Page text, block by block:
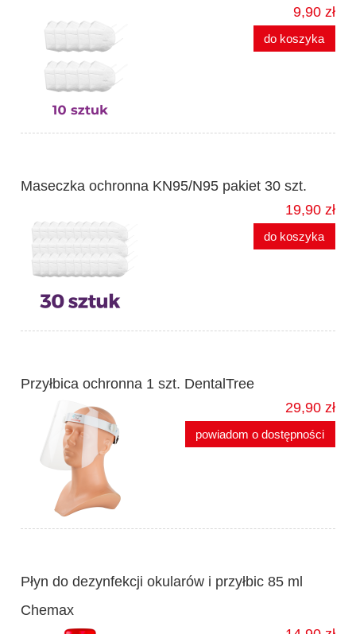
9,90 zł
do koszyka
Maseczka ochronna KN95/N95 pakiet 30 szt.
19,90 zł
do koszyka
Przyłbica ochronna 1 szt. DentalTree
29,90 zł
powiadom o dostępności
Płyn do dezynfekcji okularów i przyłbic 85 ml
Chemax